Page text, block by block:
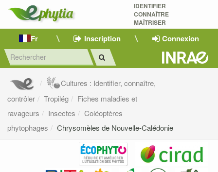
IDENTIFIER
CONNAÎTRE
MAÎTRISER
Fr Inscription Connexion
Cultures : Identifier, connaître,
contrôler
Tropilég
Fiches maladies et
ravageurs
Insectes
Coléoptères
phytophages
Chrysomèles de Nouvelle-Calédonie